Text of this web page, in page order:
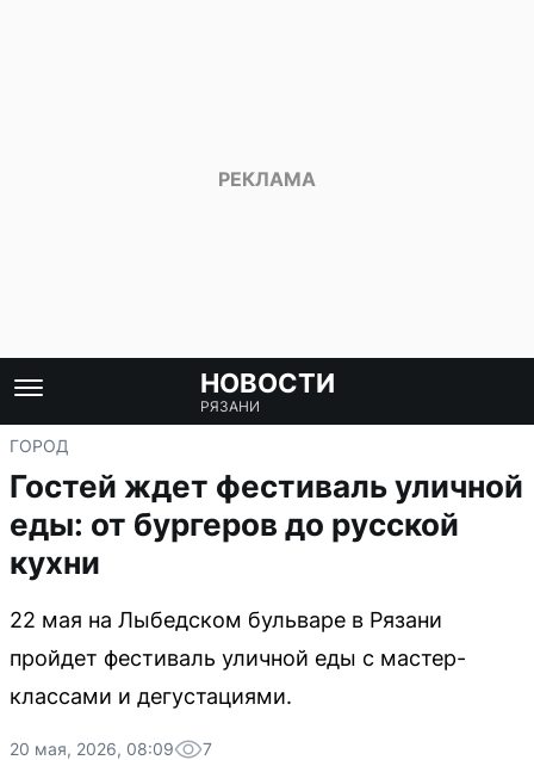
НОВОСТИ
РЯЗАНИ
ГОРОД
Гостей ждет фестиваль уличной
еды: от бургеров до русской
кухни
22 мая на Лыбедском бульваре в Рязани
пройдет фестиваль уличной еды с мастер-
классами и дегустациями.
20 мая, 2026, 08:09 7